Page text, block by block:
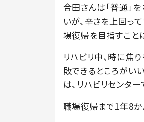
合田さんは「普通」
いが、辛さを上回っ
場復帰を目指すこと
リハビリ中、時に焦
敗できるところがい
は、リハビリセンタ
職場復帰まで1年8か